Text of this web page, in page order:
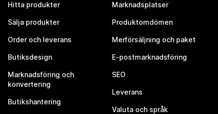
Hitta produkter
Sälja produkter
Order och leverans
Butiksdesign
Marknadsföring och
konvertering
Butikshantering
Marknadsplatser
Produktomdömen
Merförsäljning och paket
E-postmarknadsföring
SEO
Leverans
Valuta och språk